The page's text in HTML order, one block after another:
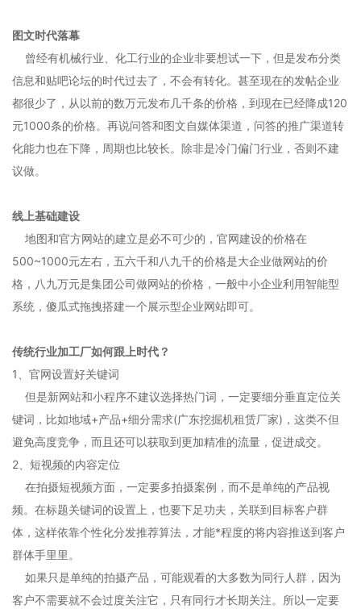
图文时代落幕
曾经有机械行业、化工行业的企业非要想试一下，但是发布分类
信息和贴吧论坛的时代过去了，不会有转化。甚至现在的发帖企业
都很少了，从以前的数万元发布几千条的价格，到现在已经降成120
元1000条的价格。再说问答和图文自媒体渠道，问答的推广渠道转
化能力也在下降，周期也比较长。除非是冷门偏门行业，否则不建
议做。
线上基础建设
地图和官方网站的建立是必不可少的，官网建设的价格在
500~1000元左右，五六千和八九千的价格是大企业做网站的价
格，八九万元是集团公司做网站的价格，一般中小企业利用智能型
系统，傻瓜式拖拽搭建一个展示型企业网站即可。
传统行业加工厂如何跟上时代？
1、官网设置好关键词
但是新网站和小程序不建议选择热门词，一定要细分垂直定位关
键词，比如地域+产品+细分需求(广东挖掘机租赁厂家)，这类不但
避免高度竞争，而且还可以获取到更加精准的流量，促进成交。
2、短视频的内容定位
在拍摄短视频方面，一定要多拍摄案例，而不是单纯的产品视
频。在标题关键词的设置上，也要下足功夫，关联到目标客户群
体，这样依靠个性化分发推荐算法，才能*程度的将内容推送到客户
群体手里里。
如果只是单纯的拍摄产品，可能观看的大多数为同行人群，因为
客户不需要就不会过度关注它，只有同行才长期关注。所以一定要